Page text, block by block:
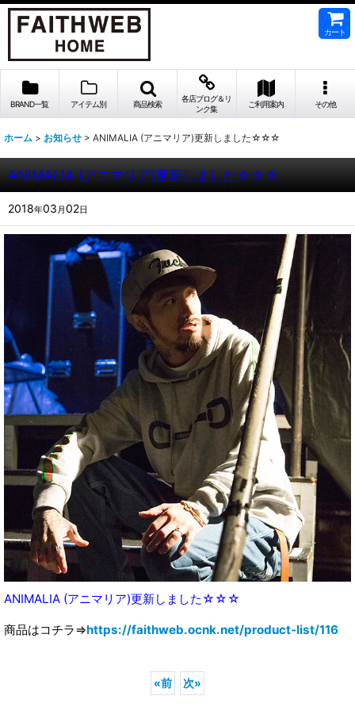
カート
BRAND一覧 アイテム別 商品検索
各店ブログ＆リ
ンク集
ご利用案内 その他
ホーム > お知らせ > ANIMALIA (アニマリア)更新しました☆☆☆
ANIMALIA (アニマリア)更新しました☆☆☆
2018年03 月02日
ANIMALIA (アニマリア)更新しました☆☆☆
商品はコチラ⇒https://faithweb.ocnk.net/product-list/116
«前 次»